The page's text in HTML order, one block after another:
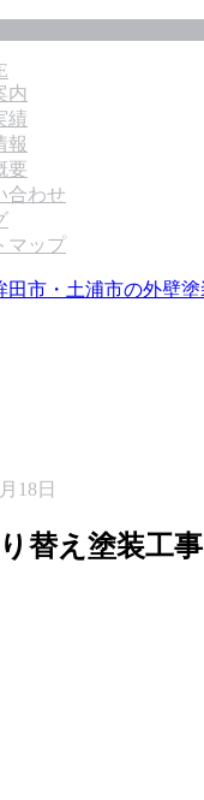
内
績
報
要
合わせ
マップ
18日
替え塗装工事